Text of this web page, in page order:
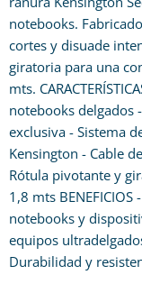
notebooks.
cortes y disuade
giratoria para una
mts.
notebooks
exclusiva - Sistema
Kensington - Cable
Rótula pivotante y
1,8 mts
notebooks y
equipos
Durabilidad y